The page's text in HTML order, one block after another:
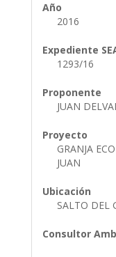
Año
2016
Expediente
1293/16
Proponente
JUAN
Proyecto
GRANJA
JUAN
Ubicación
SALTO DEL
Consultor